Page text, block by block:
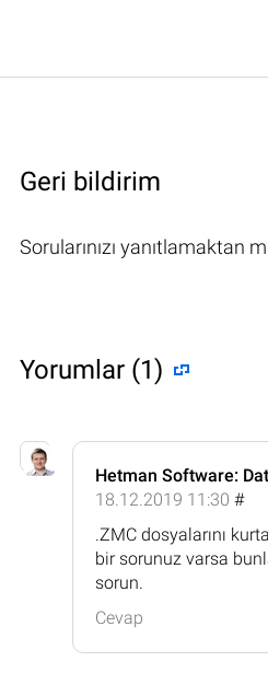
Geri bildirim
Sorularınızı yanıtlamaktan
Yorumlar (1)
Hetman Software:
18.12.2019 11:30 #
.ZMC dosyalarını
bir sorunuz varsa
sorun.
Cevap